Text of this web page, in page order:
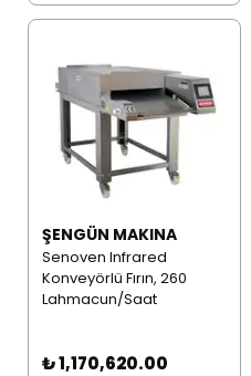
ŞENGÜN MAKINA
Senoven Infrared
Konveyörlü Fırın, 260
Lahmacun/Saat
₺ 1,170,620.00